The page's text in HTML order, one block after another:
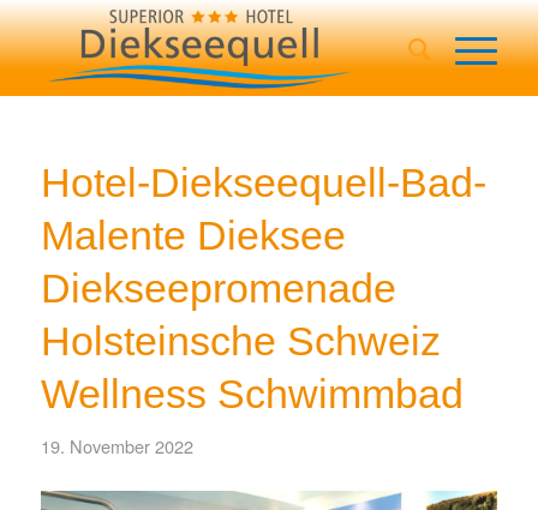
Hotel-Diekseequell-Bad-
Malente Dieksee
Diekseepromenade
Holsteinsche Schweiz
Wellness Schwimmbad
19. November 2022